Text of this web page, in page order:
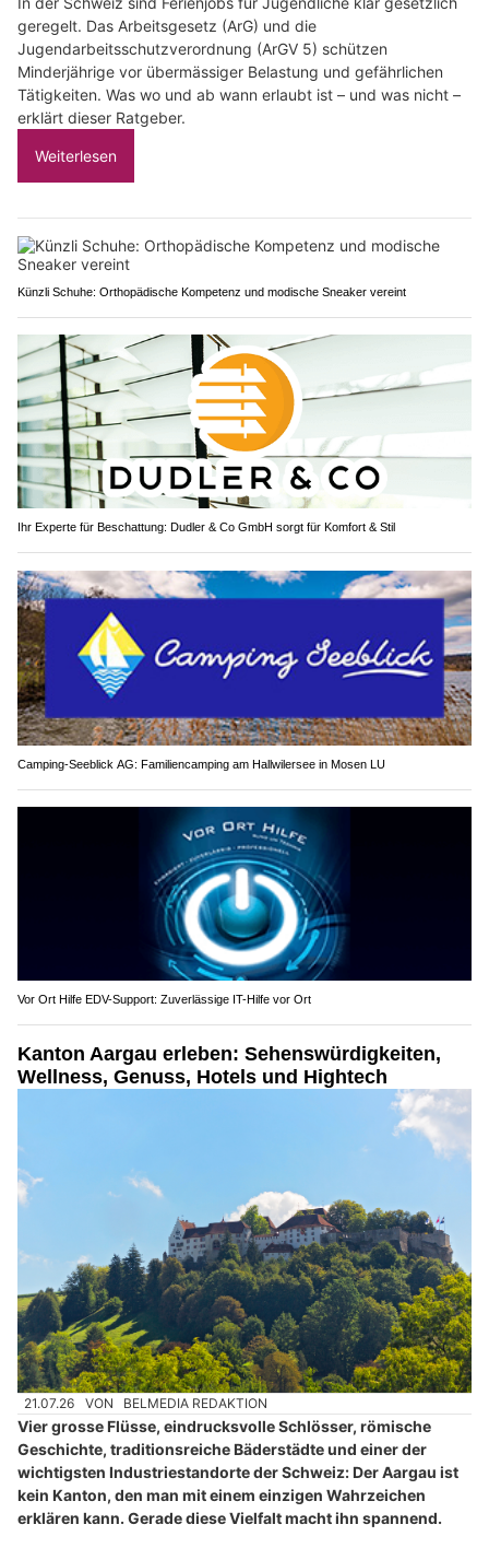
geregelt. Das Arbeitsgesetz (ArG) und die
Jugendarbeitsschutzverordnung (ArGV 5) schützen
Minderjährige vor übermässiger Belastung und gefährlichen
Tätigkeiten. Was wo und ab wann erlaubt ist – und was nicht –
erklärt dieser Ratgeber.
Weiterlesen
Künzli Schuhe: Orthopädische Kompetenz und modische Sneaker vereint
Ihr Experte für Beschattung: Dudler & Co GmbH sorgt für Komfort & Stil
Camping-Seeblick AG: Familiencamping am Hallwilersee in Mosen LU
Vor Ort Hilfe EDV-Support: Zuverlässige IT-Hilfe vor Ort
Kanton Aargau erleben: Sehenswürdigkeiten,
Wellness, Genuss, Hotels und Hightech
21.07.26 VON BELMEDIA REDAKTION
Vier grosse Flüsse, eindrucksvolle Schlösser, römische
Geschichte, traditionsreiche Bäderstädte und einer der
wichtigsten Industriestandorte der Schweiz: Der Aargau ist
kein Kanton, den man mit einem einzigen Wahrzeichen
erklären kann. Gerade diese Vielfalt macht ihn spannend.